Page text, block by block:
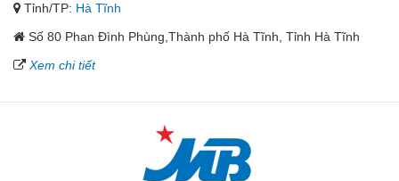
Tỉnh/TP: Hà Tĩnh
Số 80 Phan Đình Phùng,Thành phố Hà Tĩnh, Tỉnh Hà Tĩnh
Xem chi tiết